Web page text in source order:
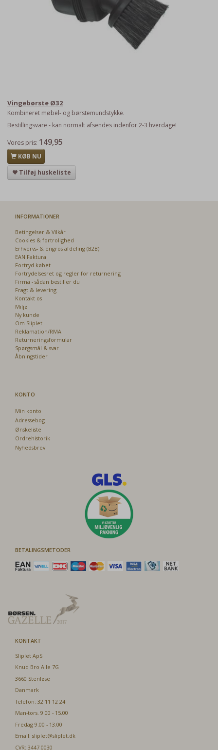
Vingebørste Ø32
Kombineret møbel- og børstemundstykke.
Bestillingsvare - kan normalt afsendes indenfor 2-3 hverdage!
Vores pris: 149,95
KØB NU
Tilføj huskeliste
INFORMATIONER
Betingelser & Vilkår
Cookies & fortrolighed
Erhvervs- & engros afdeling (B2B)
EAN Faktura
Fortryd købet
Fortrydelsesret og regler for returnering
Firma - sådan bestiller du
Fragt & levering
Kontakt os
Miljø
Ny kunde
Om Sliplet
Reklamation/RMA
Returneringsformular
Spørgsmål & svar
Åbningstider
KONTO
Min konto
Adressebog
Ønskeliste
Ordrehistorik
Nyhedsbrev
BETALINGSMETODER
KONTAKT
Sliplet ApS
Knud Bro Alle 7G
3660 Stenløse
Danmark
Telefon: 32 11 12 24
Man-tors. 9.00 - 15.00
Fredag 9.00 - 13.00
Email: sliplet@sliplet.dk
CVR: 3447 0030